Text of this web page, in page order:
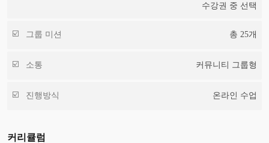
수강권 중 선택
그룹 미션 총 25개
소통 커뮤니티 그룹형
진행방식 온라인 수업
커리큘럼